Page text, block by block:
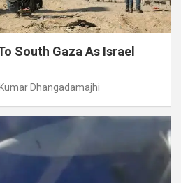
South Gaza As Israel
Dhangadamajhi